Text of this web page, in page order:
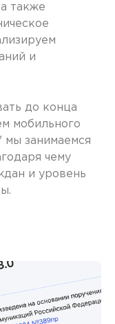
также
и
до конца
мобильного
мы занимаемся
чему
и уровень